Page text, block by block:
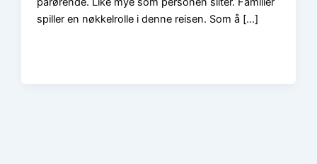
spiller en nøkkelrolle i denne reisen. Som å […]